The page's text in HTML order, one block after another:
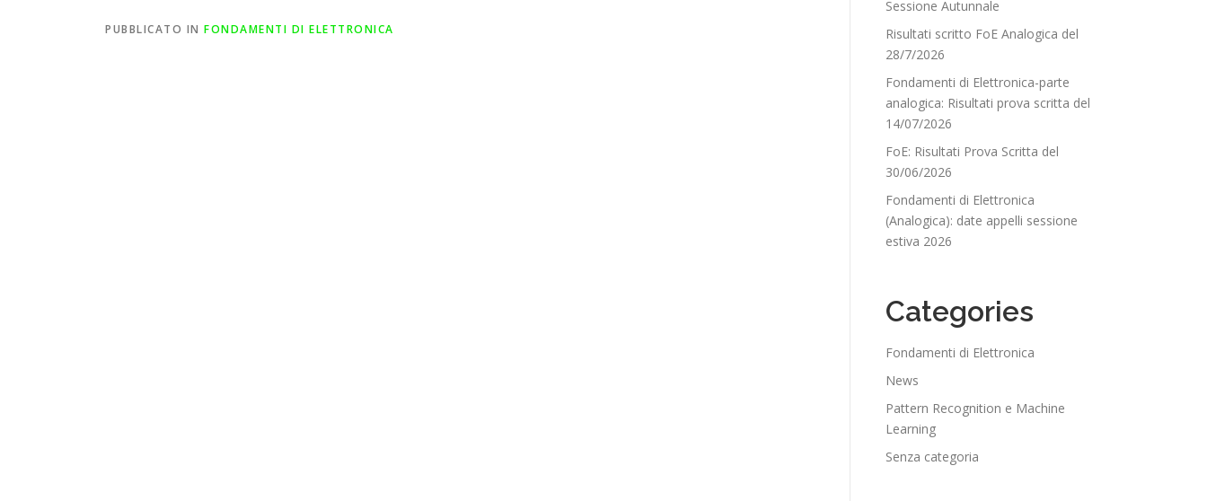
PUBBLICATO IN FONDAMENTI DI ELETTRONICA
Sessione Autunnale
Risultati scritto FoE Analogica del
28/7/2026
Fondamenti di Elettronica-parte
analogica: Risultati prova scritta del
14/07/2026
FoE: Risultati Prova Scritta del
30/06/2026
Fondamenti di Elettronica
(Analogica): date appelli sessione
estiva 2026
Categories
Fondamenti di Elettronica
News
Pattern Recognition e Machine
Learning
Senza categoria